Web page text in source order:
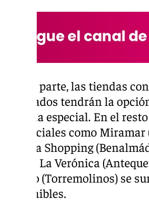
Por su parte, las tiendas
cuadrados tendrán la
jornada especial. En el
comerciales como
Marina Shopping
(Coín), La Verónica
Centro (Torremolinos) se
disponibles.